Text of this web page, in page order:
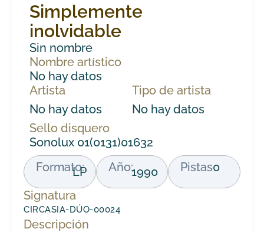
Simplemente
inolvidable
Sin nombre
Nombre artístico
No hay datos
Artista
No hay datos
Tipo de artista
No hay datos
Sello disquero
Sonolux 01(0131)01632
Formato:
LP Año:1990 Pistas0
Signatura
CIRCASIA-DÚO-00024
Descripción